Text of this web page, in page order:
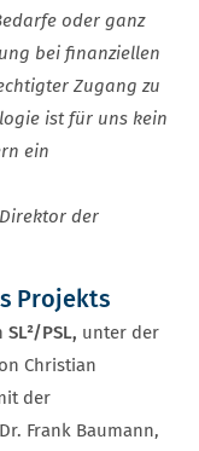
oder ganz
bei finanziellen
Zugang zu
ist für uns kein
ein
der
Projekts
SL²/PSL, unter der
Christian
der
Frank Baumann,